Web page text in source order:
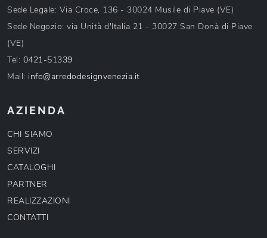
Sede Legale: Via Croce, 136 - 30024 Musile di Piave (VE)
Sede Negozio: via Unità d'Italia 21 - 30027 San Donà di Piave
(VE)
Tel: 0421-51339
Mail: info@arredodesignvenezia.it
AZIENDA
CHI SIAMO
SERVIZI
CATALOGHI
PARTNER
REALIZZAZIONI
CONTATTI